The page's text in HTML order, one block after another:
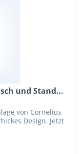
und Stand...
von Cornelius
Design. Jetzt